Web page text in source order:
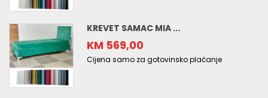
KREVET SAMAC MIA ...
KM 569,00
Cijena samo za gotovinsko plaćanje